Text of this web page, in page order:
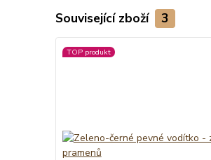
Související zboží 3
TOP produkt